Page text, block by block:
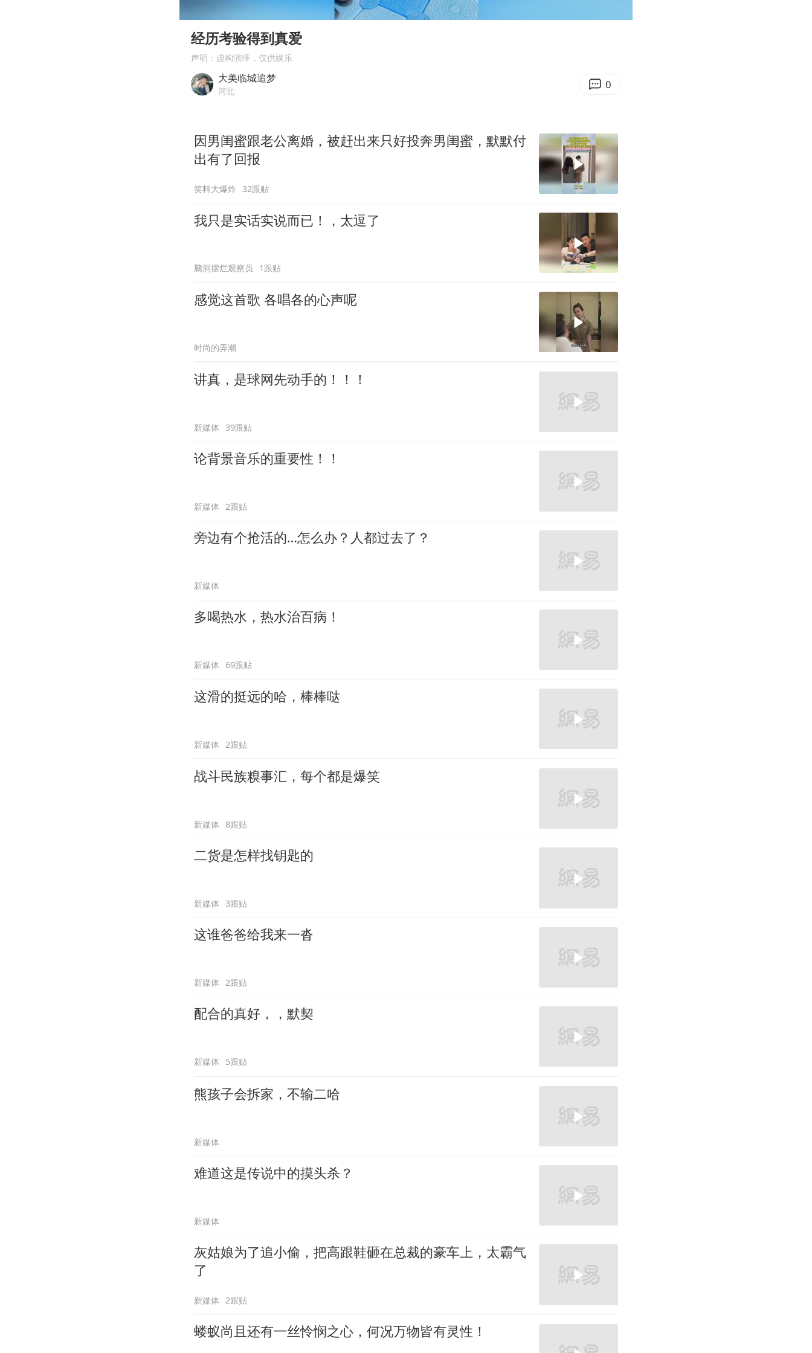
CIA被曝已秘密设立古巴工作组
我国编制完成新版全月地质图
感觉全东北都在等7号
经历考验得到真爱
声明：虚构演绎，仅供娱乐
大美临城追梦
河北 0
因男闺蜜跟老公离婚，被赶出来只好投奔男闺蜜，默默付
出有了回报
笑料大爆炸 32跟贴
我只是实话实说而已！，太逗了
脑洞摆烂观察员 1跟贴
感觉这首歌 各唱各的心声呢
时尚的弄潮
讲真，是球网先动手的！！！
新媒体 39跟贴
论背景音乐的重要性！！
新媒体 2跟贴
旁边有个抢活的…怎么办？人都过去了？
新媒体
多喝热水，热水治百病！
新媒体 69跟贴
这滑的挺远的哈，棒棒哒
新媒体 2跟贴
战斗民族糗事汇，每个都是爆笑
新媒体 8跟贴
二货是怎样找钥匙的
新媒体 3跟贴
这谁爸爸给我来一沓
新媒体 2跟贴
配合的真好，，默契
新媒体 5跟贴
熊孩子会拆家，不输二哈
新媒体
难道这是传说中的摸头杀？
新媒体
灰姑娘为了追小偷，把高跟鞋砸在总裁的豪车上，太霸气
了
新媒体 2跟贴
蝼蚁尚且还有一丝怜悯之心，何况万物皆有灵性！